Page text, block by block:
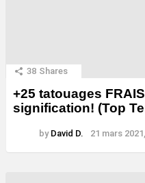
38 Shares
+25 tatouages
signification! (Top
by David D. 21 mars